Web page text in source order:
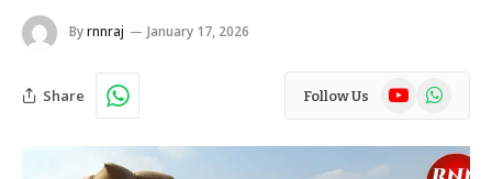
Byrnnraj January 17, 2026
Share Follow Us YouTubeWhatsApp